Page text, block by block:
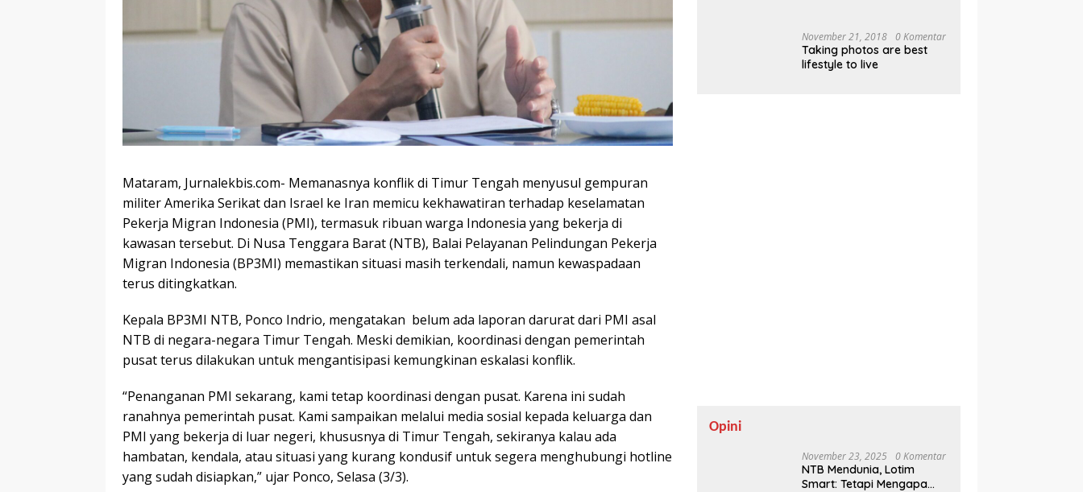
Mataram, Jurnalekbis.com- Memanasnya konflik di Timur Tengah menyusul gempuran
militer Amerika Serikat dan Israel ke Iran memicu kekhawatiran terhadap keselamatan
Pekerja Migran Indonesia (PMI), termasuk ribuan warga Indonesia yang bekerja di
kawasan tersebut. Di Nusa Tenggara Barat (NTB), Balai Pelayanan Pelindungan Pekerja
Migran Indonesia (BP3MI) memastikan situasi masih terkendali, namun kewaspadaan
terus ditingkatkan.
Kepala BP3MI NTB, Ponco Indrio, mengatakan belum ada laporan darurat dari PMI asal
NTB di negara-negara Timur Tengah. Meski demikian, koordinasi dengan pemerintah
pusat terus dilakukan untuk mengantisipasi kemungkinan eskalasi konflik.
“Penanganan PMI sekarang, kami tetap koordinasi dengan pusat. Karena ini sudah
ranahnya pemerintah pusat. Kami sampaikan melalui media sosial kepada keluarga dan
PMI yang bekerja di luar negeri, khususnya di Timur Tengah, sekiranya kalau ada
hambatan, kendala, atau situasi yang kurang kondusif untuk segera menghubungi hotline
yang sudah disiapkan,” ujar Ponco, Selasa (3/3).
Mangrove
November 21, 2018 0 Komentar
Taking photos are best
lifestyle to live
Opini
November 23, 2025 0 Komentar
NTB Mendunia, Lotim
Smart: Tetapi Mengapa